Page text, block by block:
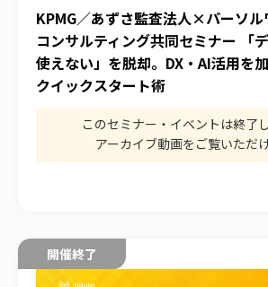
KPMG／あずさ監査法人×パーソル
コンサルティング共同セミナー 「
使えない」を脱却。DX・AI活用を
クイックスタート術
このセミナー・イベントは終了
アーカイブ動画をご覧いただけ
開催終了